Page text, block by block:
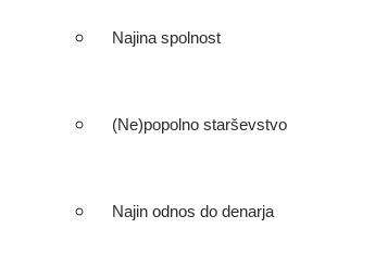
Najina spolnost
(Ne)popolno starševstvo
Najin odnos do denarja